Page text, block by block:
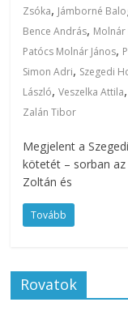
Zsóka, Jámborné
Bence András, Molnár
Patócs Molnár János,
Simon Adri, Szegedi
László,Veszelka Attila
Zalán Tibor
Megjelent a
kötetét – sorban
Zoltán és
Tovább
Rovatok